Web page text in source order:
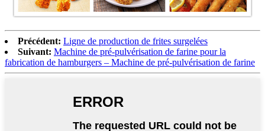
Précédent: Ligne de production de frites surgelées
Suivant: Machine de pré-pulvérisation de farine pour la
fabrication de hamburgers – Machine de pré-pulvérisation de farine